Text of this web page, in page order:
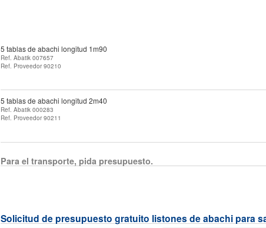
5 tablas de abachi longitud 1m90
Ref. Abatik 007657
Ref. Proveedor 90210
5 tablas de abachi longitud 2m40
Ref. Abatik 000283
Ref. Proveedor 90211
Para el transporte, pida presupuesto.
Solicitud de presupuesto gratuito listones de abachi para